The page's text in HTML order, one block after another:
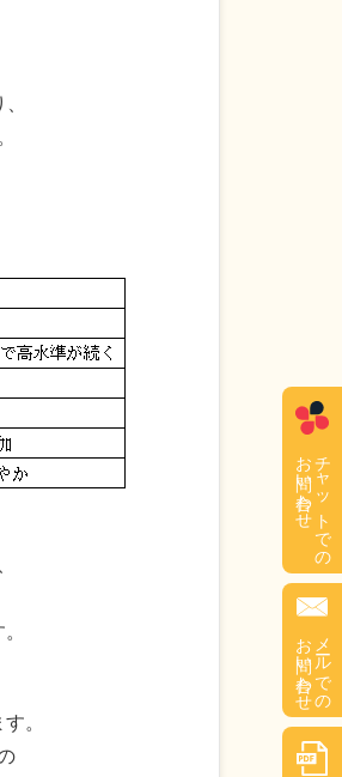
。
チャットでの
お問い合わせ
メールでの
お問い合わせ